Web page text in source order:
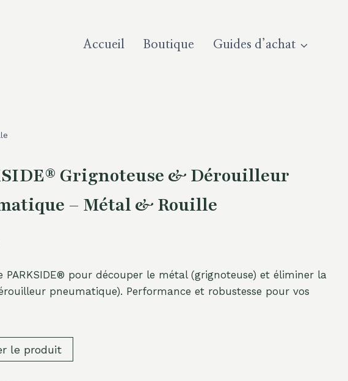
Accueil Boutique Guides d’achat
Grignoteuse & Dérouilleur
– Métal & Rouille
PARKSIDE® pour découper le métal (grignoteuse) et éliminer la
pneumatique). Performance et robustesse pour vos
le produit